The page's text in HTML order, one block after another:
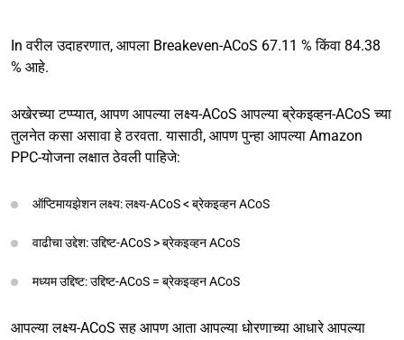
In वरील उदाहरणात, आपला Breakeven-ACoS 67.11 % किंवा 84.38
% आहे.
अखेरच्या टप्प्यात, आपण आपल्या लक्ष्य-ACoS आपल्या ब्रेकइव्हन-ACoS च्या
तुलनेत कसा असावा हे ठरवता. यासाठी, आपण पुन्हा आपल्या Amazon
PPC-योजना लक्षात ठेवली पाहिजे:
ऑप्टिमायझेशन लक्ष्य: लक्ष्य-ACoS < ब्रेकइव्हन ACoS
वाढीचा उद्देश: उद्दिष्ट-ACoS > ब्रेकइव्हन ACoS
मध्यम उद्दिष्ट: उद्दिष्ट-ACoS = ब्रेकइव्हन ACoS
आपल्या लक्ष्य-ACoS सह आपण आता आपल्या धोरणाच्या आधारे आपल्या